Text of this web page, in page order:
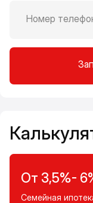
Номер
От 3,5%-
Семейная